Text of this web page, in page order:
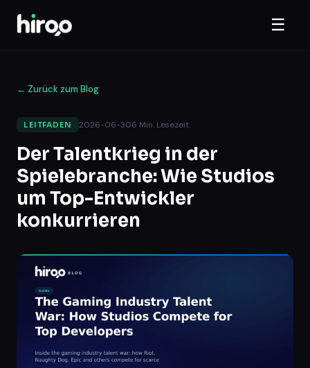
☰
← Zurück zum Blog
LEITFADEN 2026-06-306 Min. Lesezeit
Der Talentkrieg in der
Spielebranche: Wie Studios
um Top-Entwickler
konkurrieren